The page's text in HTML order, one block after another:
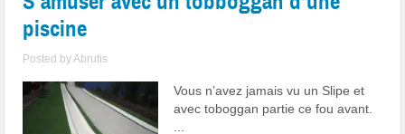
piscine
Posted byAbrutis
Vous n’avez jamais vu un Slipe et
avec toboggan partie ce fou avant.